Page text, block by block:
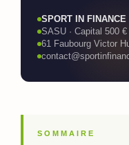
SPORT IN FINANCE
SASU · Capital 500
61 Faubourg Victor
SOMMAIRE